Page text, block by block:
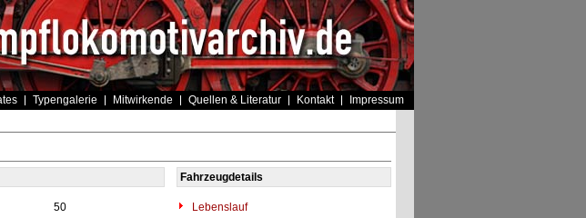
Typengalerie Mitwirkende Quellen & Literatur Kontakt Impressum
Fahrzeugdetails
50
Lebenslauf